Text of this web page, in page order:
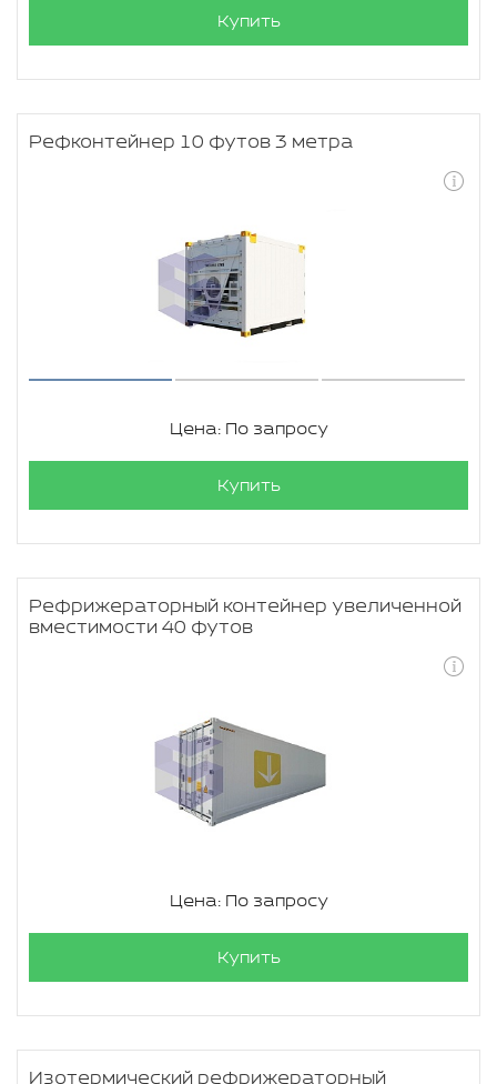
Купить
Рефконтейнер 10 футов 3 метра
Цена: По запросу
Купить
Рефрижераторный контейнер увеличенной
вместимости 40 футов
Цена: По запросу
Купить
Изотермический рефрижераторный